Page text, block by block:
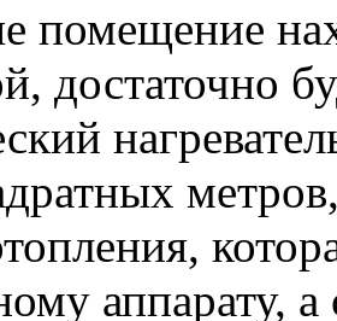
помещение
достаточно
аппарату,